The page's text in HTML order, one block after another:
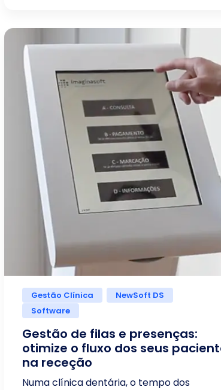
Gestão Clínica
NewSoft DS
Software
Gestão de filas e presenças:
otimize o fluxo dos seus
na receção
Numa clínica dentária, o tempo dos